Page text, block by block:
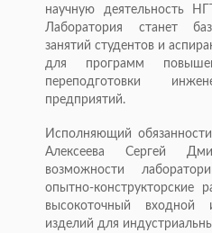
научную деятельность
Лаборатория станет
занятий студентов и
для программ
переподготовки
предприятий.
Исполняющий
Алексеева Сергей
возможности
опытно-конструкторские
высокоточный
изделий для